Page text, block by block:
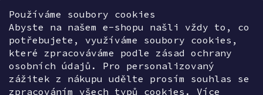
Používáme soubory cookies
Abyste na našem e-shopu našli vždy to, co
potřebujete, využíváme soubory cookies,
které zpracováváme podle zásad ochrany
osobních údajů. Pro personalizovaný
zážitek z nákupu udělte prosím souhlas se
zpracováním všech typů cookies. Více
Avant Skincare
Sonnentor